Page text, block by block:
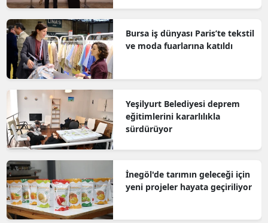
Bursa iş dünyası Paris’te tekstil
ve moda fuarlarına katıldı
Yeşilyurt Belediyesi deprem
eğitimlerini kararlılıkla
sürdürüyor
İnegöl'de tarımın geleceği için
yeni projeler hayata geçiriliyor